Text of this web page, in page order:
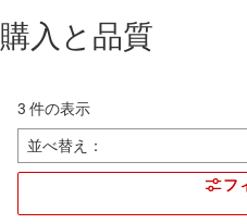
購入と品質